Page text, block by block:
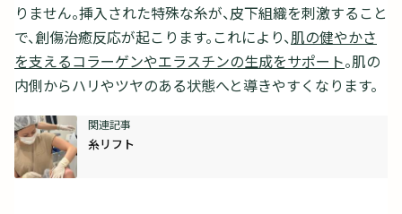
りません。挿入された特殊な糸が、皮下組織を刺激すること
で、創傷治癒反応が起こります。これにより、肌の健やかさ
を支えるコラーゲンやエラスチンの生成をサポート。肌の
内側からハリやツヤのある状態へと導きやすくなります。
糸リフト